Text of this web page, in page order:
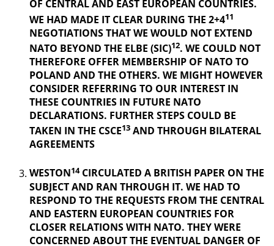
OF CENTRAL AND EAST EUROPEAN COUNTRIES.
WE HAD MADE IT CLEAR DURING THE 2+411
NEGOTIATIONS THAT WE WOULD NOT EXTEND
NATO BEYOND THE ELBE (SIC)12. WE COULD NOT
THEREFORE OFFER MEMBERSHIP OF NATO TO
POLAND AND THE OTHERS. WE MIGHT HOWEVER
CONSIDER REFERRING TO OUR INTEREST IN
THESE COUNTRIES IN FUTURE NATO
DECLARATIONS. FURTHER STEPS COULD BE
TAKEN IN THE CSCE13 AND THROUGH BILATERAL
AGREEMENTS
WESTON14CIRCULATED A BRITISH PAPER ON THE
SUBJECT AND RAN THROUGH IT. WE HAD TO
RESPOND TO THE REQUESTS FROM THE CENTRAL
AND EASTERN EUROPEAN COUNTRIES FOR
CLOSER RELATIONS WITH NATO. THEY WERE
CONCERNED ABOUT THE EVENTUAL DANGER OF